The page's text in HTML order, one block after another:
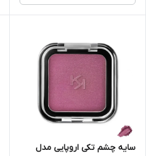
سایه چشم تکی اروپایی مدل